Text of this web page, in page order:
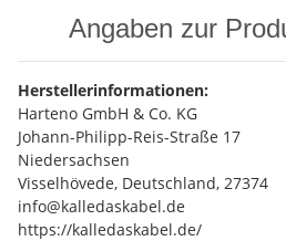
Angaben zur
Herstellerinformationen:
Harteno GmbH & Co. KG
Johann-Philipp-Reis-Straße 17
Niedersachsen
Visselhövede, Deutschland, 27374
info@kalledaskabel.de
https://kalledaskabel.de/